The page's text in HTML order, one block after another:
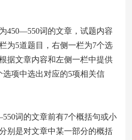
词的文章，试题内容
为5道题目，右侧一栏为7个选
据文章内容和左侧一栏中提供
选项中选出对应的5项相关信
词的文章前有7个概括句或小
别是对文章中某一部分的概括